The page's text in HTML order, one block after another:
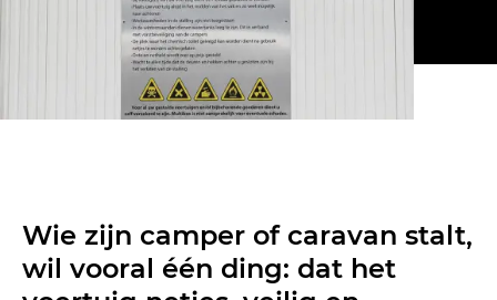
Wie zijn camper of caravan stalt,
wil vooral één ding: dat het